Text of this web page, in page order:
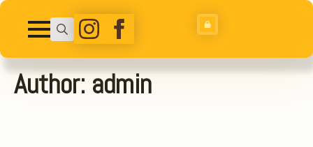
Search
for:
Author:admin